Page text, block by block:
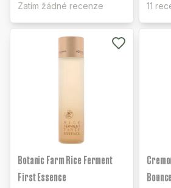
Zatím žádné recenze 11
Botanic Farm Rice Ferment
First Essence